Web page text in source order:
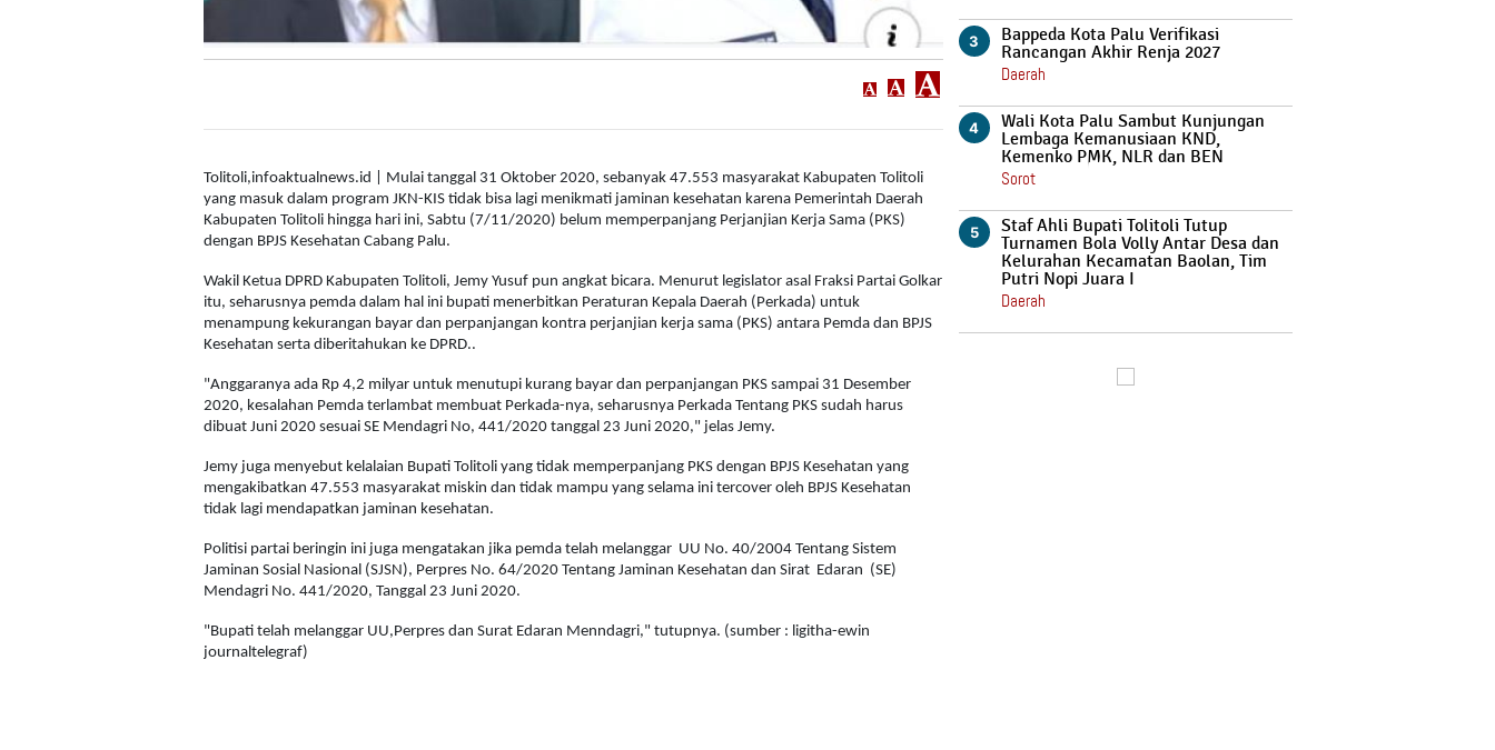
Tolitoli,infoaktualnews.id | Mulai tanggal 31 Oktober 2020, sebanyak 47.553 masyarakat Kabupaten Tolitoli
yang masuk dalam program JKN-KIS tidak bisa lagi menikmati jaminan kesehatan karena Pemerintah Daerah
Kabupaten Tolitoli hingga hari ini, Sabtu (7/11/2020) belum memperpanjang Perjanjian Kerja Sama (PKS)
dengan BPJS Kesehatan Cabang Palu.
Wakil Ketua DPRD Kabupaten Tolitoli, Jemy Yusuf pun angkat bicara. Menurut legislator asal Fraksi Partai Golkar
itu, seharusnya pemda dalam hal ini bupati menerbitkan Peraturan Kepala Daerah (Perkada) untuk
menampung kekurangan bayar dan perpanjangan kontra perjanjian kerja sama (PKS) antara Pemda dan BPJS
Kesehatan serta diberitahukan ke DPRD..
"Anggaranya ada Rp 4,2 milyar untuk menutupi kurang bayar dan perpanjangan PKS sampai 31 Desember
2020, kesalahan Pemda terlambat membuat Perkada-nya, seharusnya Perkada Tentang PKS sudah harus
dibuat Juni 2020 sesuai SE Mendagri No, 441/2020 tanggal 23 Juni 2020," jelas Jemy.
Jemy juga menyebut kelalaian Bupati Tolitoli yang tidak memperpanjang PKS dengan BPJS Kesehatan yang
mengakibatkan 47.553 masyarakat miskin dan tidak mampu yang selama ini tercover oleh BPJS Kesehatan
tidak lagi mendapatkan jaminan kesehatan.
Politisi partai beringin ini juga mengatakan jika pemda telah melanggar UU No. 40/2004 Tentang Sistem
Jaminan Sosial Nasional (SJSN), Perpres No. 64/2020 Tentang Jaminan Kesehatan dan Sirat Edaran (SE)
Mendagri No. 441/2020, Tanggal 23 Juni 2020.
"Bupati telah melanggar UU,Perpres dan Surat Edaran Menndagri," tutupnya. (sumber : ligitha-ewin
journaltelegraf)
3
Bappeda Kota Palu Verifikasi
Rancangan Akhir Renja 2027
Daerah
4
Wali Kota Palu Sambut Kunjungan
Lembaga Kemanusiaan KND,
Kemenko PMK, NLR dan BEN
Sorot
5
Staf Ahli Bupati Tolitoli Tutup
Turnamen Bola Volly Antar Desa dan
Kelurahan Kecamatan Baolan, Tim
Putri Nopi Juara I
Daerah